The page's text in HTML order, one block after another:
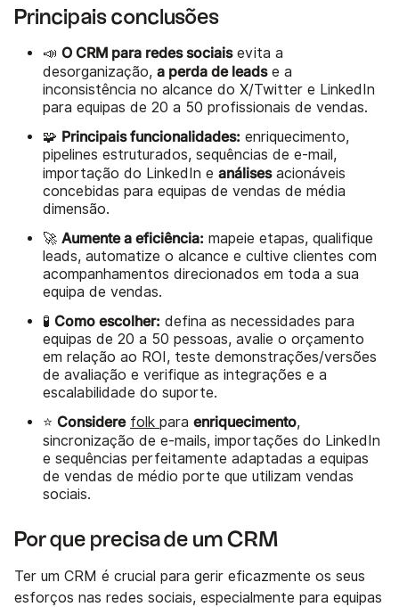
Principais conclusões
📣 O CRM para redes sociaisevita a
desorganização, a perda de leadse a
inconsistência no alcance do X/Twitter e LinkedIn
para equipas de 20 a 50 profissionais de vendas.
🧩 Principais funcionalidades: enriquecimento,
pipelines estruturados, sequências de e-mail,
importação do LinkedIn e análisesacionáveis
concebidas para equipas de vendas de média
dimensão.
🚀 Aumente a eficiência: mapeie etapas, qualifique
leads, automatize o alcance e cultive clientes com
acompanhamentos direcionados em toda a sua
equipa de vendas.
🧪 Como escolher: defina as necessidades para
equipas de 20 a 50 pessoas, avalie o orçamento
em relação ao ROI, teste demonstrações/versões
de avaliação e verifique as integrações e a
escalabilidade do suporte.
⭐ Considere folk para enriquecimento,
sincronização de e-mails, importações do LinkedIn
e sequências perfeitamente adaptadas a equipas
de vendas de médio porte que utilizam vendas
sociais.
Por que precisa de um CRM
Ter um CRM é crucial para gerir eficazmente os seus
esforços nas redes sociais, especialmente para equipas